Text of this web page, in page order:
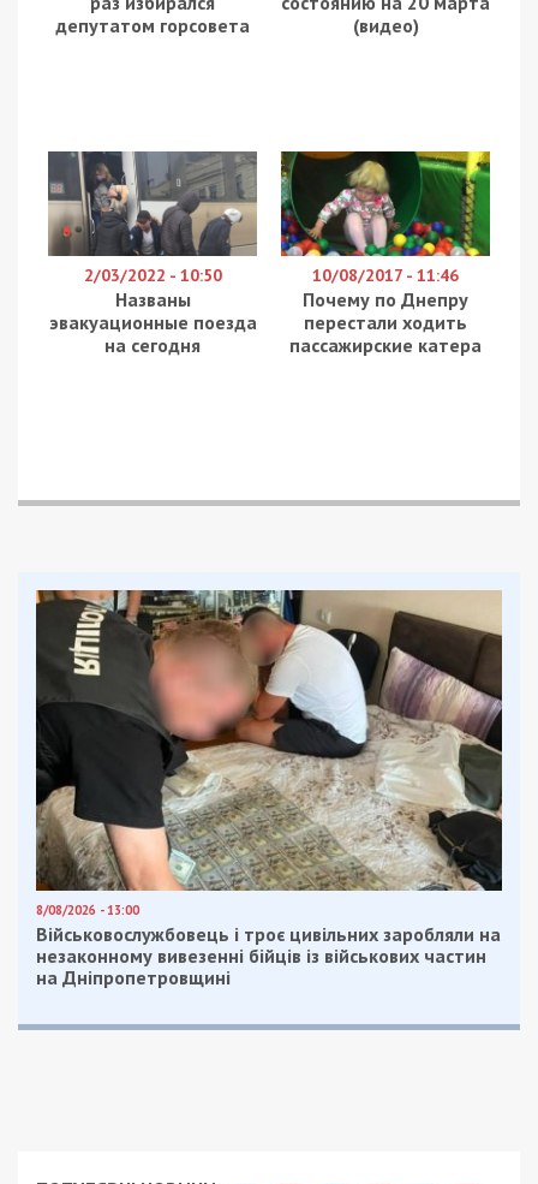
депутатом горсовета
(видео)
2/03/2022 - 10:50
Названы
эвакуационные поезда
на сегодня
10/08/2017 - 11:46
Почему по Днепру
перестали ходить
пассажирские катера
8/08/2026 - 13:00
Військовослужбовець і троє цивільних заробляли на
незаконному вивезенні бійців із військових частин
на Дніпропетровщині